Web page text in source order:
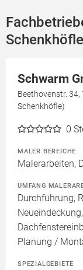
Schenkhöfle
Schwarm
Beethovenstr.
Schenkhöfle)
0
MALER BEREICHE
Malerarbeiten,
UMFANG
Durchführung,
Planung /
SPEZIALGEBIETE